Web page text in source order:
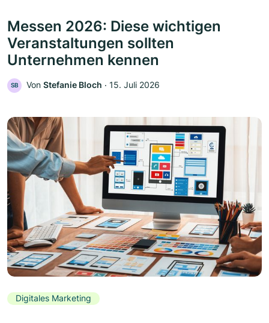
Messen 2026: Diese wichtigen
Veranstaltungen sollten
Unternehmen kennen
SB Von Stefanie Bloch ‧ 15. Juli 2026
Digitales Marketing